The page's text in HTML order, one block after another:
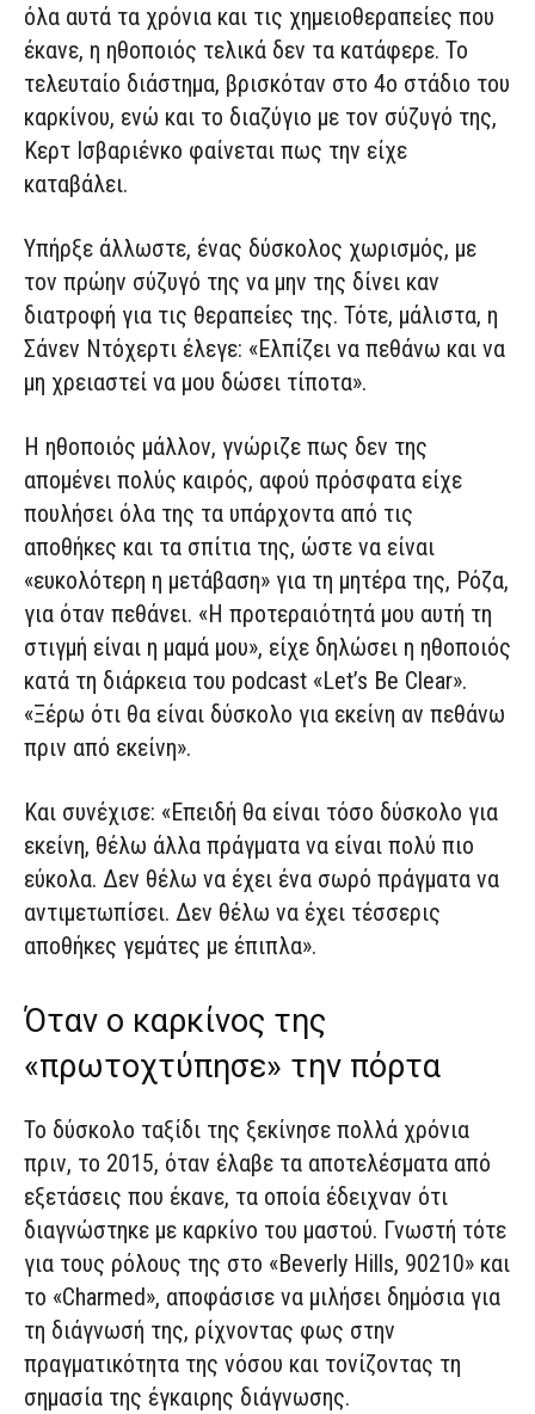
όλα αυτά τα χρόνια και τις χημειοθεραπείες που
έκανε, η ηθοποιός τελικά δεν τα κατάφερε. Το
τελευταίο διάστημα, βρισκόταν στο 4ο στάδιο του
καρκίνου, ενώ και το διαζύγιο με τον σύζυγό της,
Κερτ Ισβαριένκο φαίνεται πως την είχε
καταβάλει.
Υπήρξε άλλωστε, ένας δύσκολος χωρισμός, με
τον πρώην σύζυγό της να μην της δίνει καν
διατροφή για τις θεραπείες της. Τότε, μάλιστα, η
Σάνεν Ντόχερτι έλεγε: «Ελπίζει να πεθάνω και να
μη χρειαστεί να μου δώσει τίποτα».
Η ηθοποιός μάλλον, γνώριζε πως δεν της
απομένει πολύς καιρός, αφού πρόσφατα είχε
πουλήσει όλα της τα υπάρχοντα από τις
αποθήκες και τα σπίτια της, ώστε να είναι
«ευκολότερη η μετάβαση» για τη μητέρα της, Ρόζα,
για όταν πεθάνει. «Η προτεραιότητά μου αυτή τη
στιγμή είναι η μαμά μου», είχε δηλώσει η ηθοποιός
κατά τη διάρκεια του podcast «Let’s Be Clear».
«Ξέρω ότι θα είναι δύσκολο για εκείνη αν πεθάνω
πριν από εκείνη».
Και συνέχισε: «Επειδή θα είναι τόσο δύσκολο για
εκείνη, θέλω άλλα πράγματα να είναι πολύ πιο
εύκολα. Δεν θέλω να έχει ένα σωρό πράγματα να
αντιμετωπίσει. Δεν θέλω να έχει τέσσερις
αποθήκες γεμάτες με έπιπλα».
Όταν ο καρκίνος της
«πρωτοχτύπησε» την πόρτα
Το δύσκολο ταξίδι της ξεκίνησε πολλά χρόνια
πριν, το 2015, όταν έλαβε τα αποτελέσματα από
εξετάσεις που έκανε, τα οποία έδειχναν ότι
διαγνώστηκε με καρκίνο του μαστού. Γνωστή τότε
για τους ρόλους της στο «Beverly Hills, 90210» και
το «Charmed», αποφάσισε να μιλήσει δημόσια για
τη διάγνωσή της, ρίχνοντας φως στην
πραγματικότητα της νόσου και τονίζοντας τη
σημασία της έγκαιρης διάγνωσης.